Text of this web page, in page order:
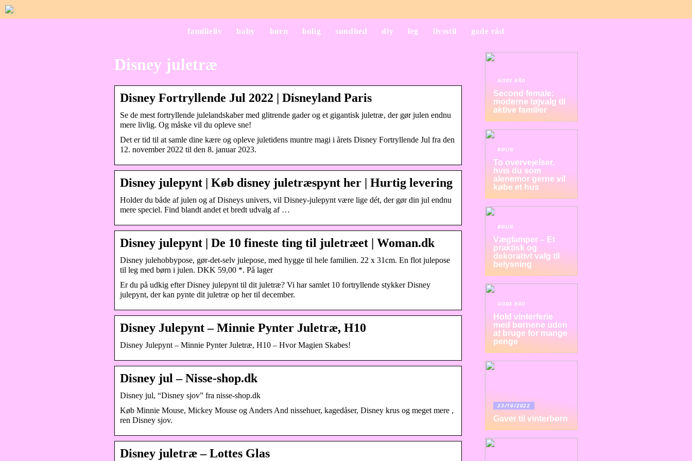
familieliv baby børn bolig sundhed diy leg livsstil gode råd
Disney juletræ
Disney Fortryllende Jul 2022 | Disneyland Paris
Se de mest fortryllende julelandskaber med glitrende gader og et gigantisk juletræ, der gør julen endnu
mere livlig. Og måske vil du opleve sne!
Det er tid til at samle dine kære og opleve juletidens muntre magi i årets Disney Fortryllende Jul fra den
12. november 2022 til den 8. januar 2023.
Disney julepynt | Køb disney juletræspynt her | Hurtig levering
Holder du både af julen og af Disneys univers, vil Disney-julepynt være lige dét, der gør din jul endnu
mere speciel. Find blandt andet et bredt udvalg af …
Disney julepynt | De 10 fineste ting til juletræet | Woman.dk
Disney julehobbypose, gør-det-selv julepose, med hygge til hele familien. 22 x 31cm. En flot julepose
til leg med børn i julen. DKK 59,00 *. På lager
Er du på udkig efter Disney julepynt til dit juletræ? Vi har samlet 10 fortryllende stykker Disney
julepynt, der kan pynte dit juletræ op her til december.
Disney Julepynt – Minnie Pynter Juletræ, H10
Disney Julepynt – Minnie Pynter Juletræ, H10 – Hvor Magien Skabes!
Disney jul – Nisse-shop.dk
Disney jul, “Disney sjov” fra nisse-shop.dk
Køb Minnie Mouse, Mickey Mouse og Anders And nissehuer, kagedåser, Disney krus og meget mere ,
ren Disney sjov.
Disney juletræ – Lottes Glas
GODE RÅD
Second female:
moderne tøjvalg til
aktive familier
BOLIG
To overvejelser,
hvis du som
alenemor gerne vil
købe et hus
BOLIG
Væglamper – Et
praktisk og
dekorativt valg til
belysning
GODE RÅD
Hold vinterferie
med børnene uden
at bruge for mange
penge
23/10/2022
Gaver til vinterbørn